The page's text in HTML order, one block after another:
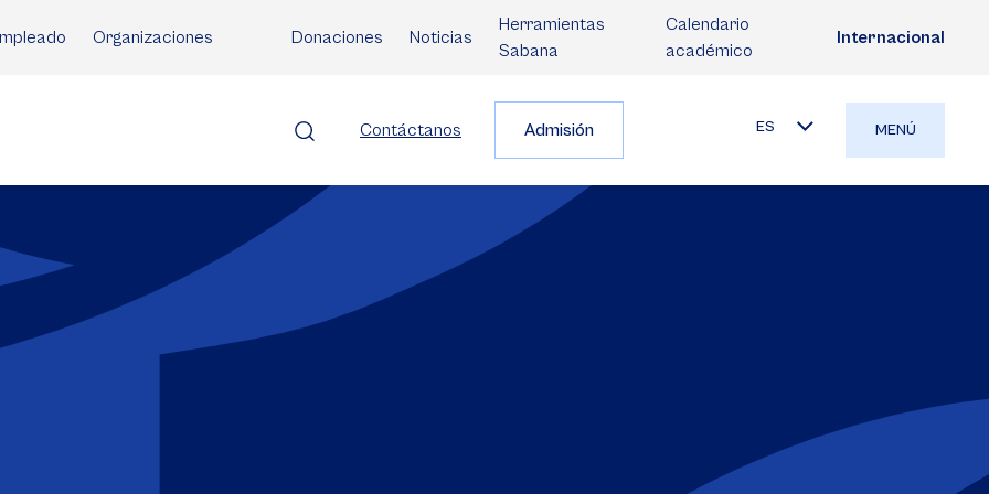
Organizaciones Donaciones Noticias
Herramientas
Sabana
Calendario
académico
Internacional
Contáctanos Admisión ES MENÚ